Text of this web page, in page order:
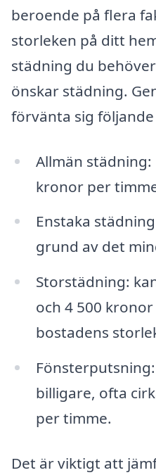
beroende på flera
storleken på ditt
städning du
önskar städning.
förvänta sig
Allmän städning:
kronor per
Enstaka
grund av det
Storstädning:
och 4 500
bostadens
billigare, ofta
per timme.
Det är viktigt att